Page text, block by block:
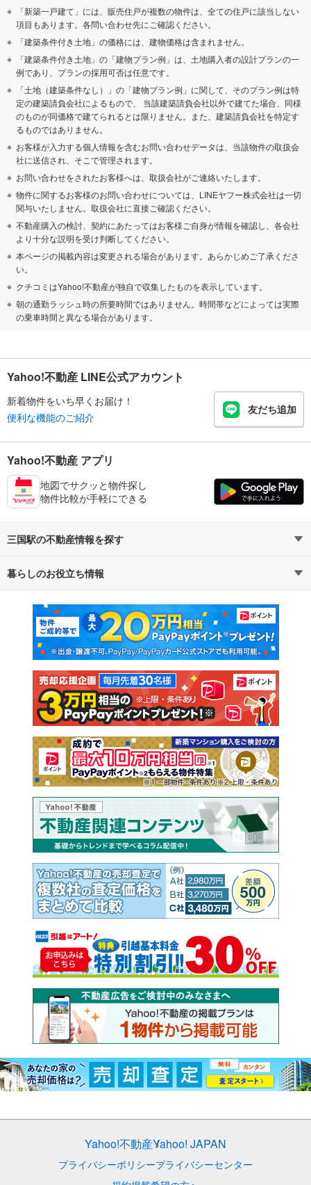
「新築一戸建て」には、販売住戸が複数の物件は、全ての住戸に該当しない
項目もあります。各問い合わせ先にご確認ください。
「建築条件付き土地」の価格には、建物価格は含まれません。
「建築条件付き土地」の「建物プラン例」は、土地購入者の設計プランの一
例であり、プランの採用可否は任意です。
「土地（建築条件なし）」の「建物プラン例」に関して、そのプラン例は特
定の建築請負会社によるもので、 当該建築請負会社以外で建てた場合、同様
のものが同価格で建てられるとは限りません。また、建築請負会社を特定す
るものではありません。
お客様が入力する個人情報を含むお問い合わせデータは、当該物件の取扱会
社に送信され、そこで管理されます。
お問い合わせをされたお客様へは、取扱会社がご連絡いたします。
物件に関するお客様のお問い合わせについては、LINEヤフー株式会社は一切
関与いたしません。取扱会社に直接ご確認ください。
不動産購入の検討、契約にあたってはお客様ご自身が情報を確認し、各会社
より十分な説明を受け判断してください。
本ページの掲載内容は変更される場合があります。あらかじめご了承くださ
い。
クチコミはYahoo!不動産が独自で収集したものを表示しています。
朝の通勤ラッシュ時の所要時間ではありません。時間帯などによっては実際
の乗車時間と異なる場合があります。
Yahoo!不動産 LINE公式アカウント
新着物件をいち早くお届け！
便利な機能のご紹介
友だち追加
Yahoo!不動産 アプリ
地図でサクッと物件探し
物件比較が手軽にできる
三国駅の不動産情報を探す
不動産・住宅
新築マンション 中古マンション
新築一戸建て 中古一戸建て
注文住宅 土地
売却査定
暮らしのお役立ち情報
マンションカタログ 教えて！住まいの先生
Yahoo!不動産Yahoo! JAPAN
プライバシーポリシープライバシーセンター